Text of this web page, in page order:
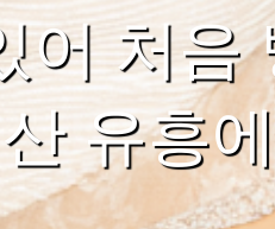
어 처음
유흥